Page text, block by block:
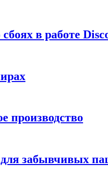
в работе
производство
забывчивых